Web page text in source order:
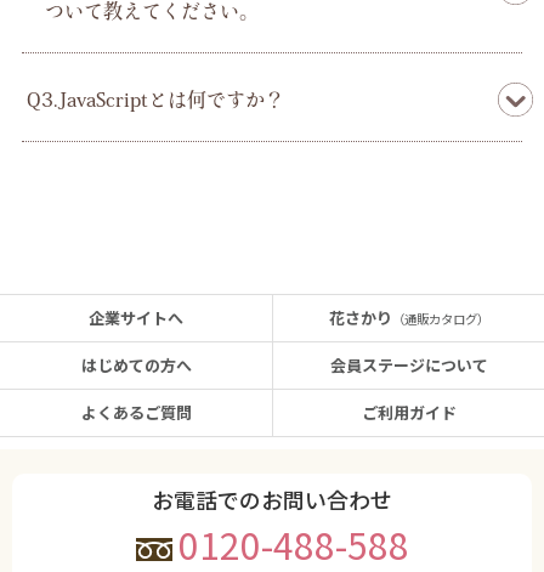
ついて教えてください。
Q3.JavaScriptとは何ですか？
企業サイトへ
はじめての方へ
よくあるご質問
花さかり （通販カタログ）
会員ステージについて
ご利用ガイド
お電話でのお問い合わせ
0120-488-588